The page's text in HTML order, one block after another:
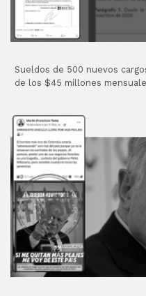
Sueldos de 500 nuevos
de los $45 millones